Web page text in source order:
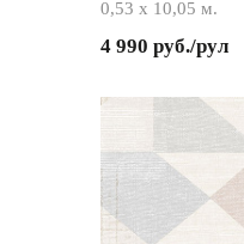
0,53 х 10,05 м.
4 990 руб./рул